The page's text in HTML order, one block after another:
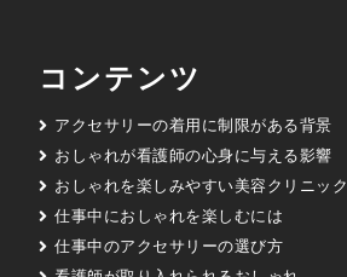
コンテンツ
アクセサリーの着用に制限がある背景
おしゃれが看護師の心身に与える影響
おしゃれを楽しみやすい美容クリニック
仕事中におしゃれを楽しむには
仕事中のアクセサリーの選び方